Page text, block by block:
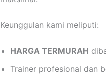
Keunggulan kami meliputi:
HARGA TERMURAH
Trainer profesional dan